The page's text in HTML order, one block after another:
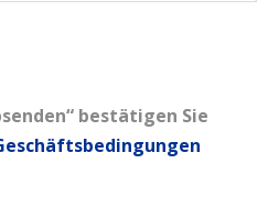
bestätigen Sie